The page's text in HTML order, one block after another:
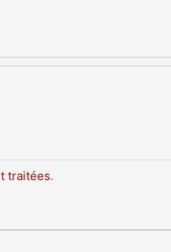
traitées.